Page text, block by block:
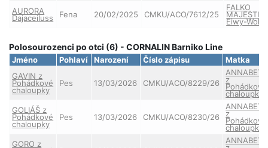
AURORA
Dajaceiluss Fena 20/02/2025 CMKU/ACO/7612/25
FALKO
MAJESTIC
Eiwy-Wolf
Polosourozenci po otci (6) - CORNALIN Barniko Line
Jméno Pohlaví Narození Číslo zápisu
Matka
GAVIN z
Pohádkové
chaloupky
Pes 13/03/2026 CMKU/ACO/8229/26 z
Pohádkové
chaloupky
GOLIÁŠ z
Pohádkové
chaloupky
Pes 13/03/2026 CMKU/ACO/8230/26 z
Pohádkové
chaloupky
GORO z